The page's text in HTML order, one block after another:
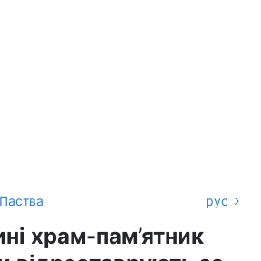
Паства рус
храм-пам’ятник